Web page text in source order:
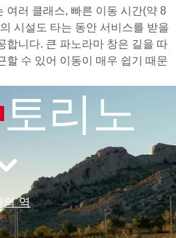
여러 클래스, 빠른 이동 시간(약 8
시설도 타는 동안 서비스를 받을
합니다. 큰 파노라마 창은 길을 따
할 수 있어 이동이 매우 쉽기 때문
토리노
의 역